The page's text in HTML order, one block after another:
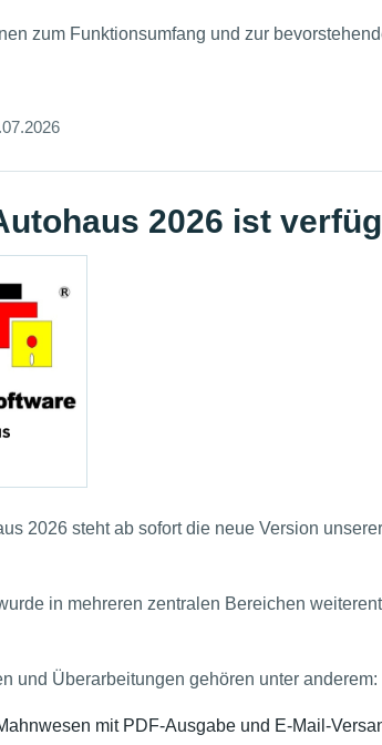
zum Funktionsumfang und zur
2026 ist
2026 steht ab sofort die neue Version
in mehreren zentralen Bereichen
und Überarbeitungen gehören unter anderem:
mit PDF-Ausgabe und E-Mail-